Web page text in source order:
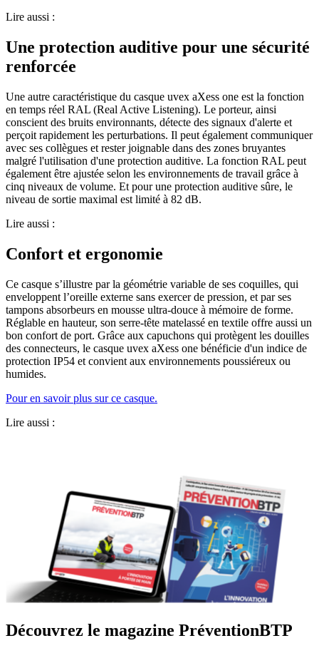
Lire aussi :
Une protection auditive pour une sécurité
renforcée
Une autre caractéristique du casque uvex aXess one est la fonction
en temps réel RAL (Real Active Listening). Le porteur, ainsi
conscient des bruits environnants, détecte des signaux d'alerte et
perçoit rapidement les perturbations. Il peut également communiquer
avec ses collègues et rester joignable dans des zones bruyantes
malgré l'utilisation d'une protection auditive. La fonction RAL peut
également être ajustée selon les environnements de travail grâce à
cinq niveaux de volume. Et pour une protection auditive sûre, le
niveau de sortie maximal est limité à 82 dB.
Lire aussi :
Confort et ergonomie
Ce casque s’illustre par la géométrie variable de ses coquilles, qui
enveloppent l’oreille externe sans exercer de pression, et par ses
tampons absorbeurs en mousse ultra-douce à mémoire de forme.
Réglable en hauteur, son serre-tête matelassé en textile offre aussi un
bon confort de port. Grâce aux capuchons qui protègent les douilles
des connecteurs, le casque uvex aXess one bénéficie d'un indice de
protection IP54 et convient aux environnements poussiéreux ou
humides.
Pour en savoir plus sur ce casque.
Lire aussi :
Découvrez le magazine PréventionBTP